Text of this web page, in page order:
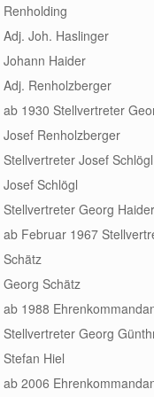
Renholding
Adj. Joh. Haslinger
Johann Haider
Adj. Renholzberger
ab 1930 Stellvertreter
Josef Renholzberger
Stellvertreter Josef Schlögl
Josef Schlögl
Stellvertreter Georg Haider
ab Februar 1967
Schätz
Georg Schätz
ab 1988
Stellvertreter Georg
Stefan Hiel
ab 2006